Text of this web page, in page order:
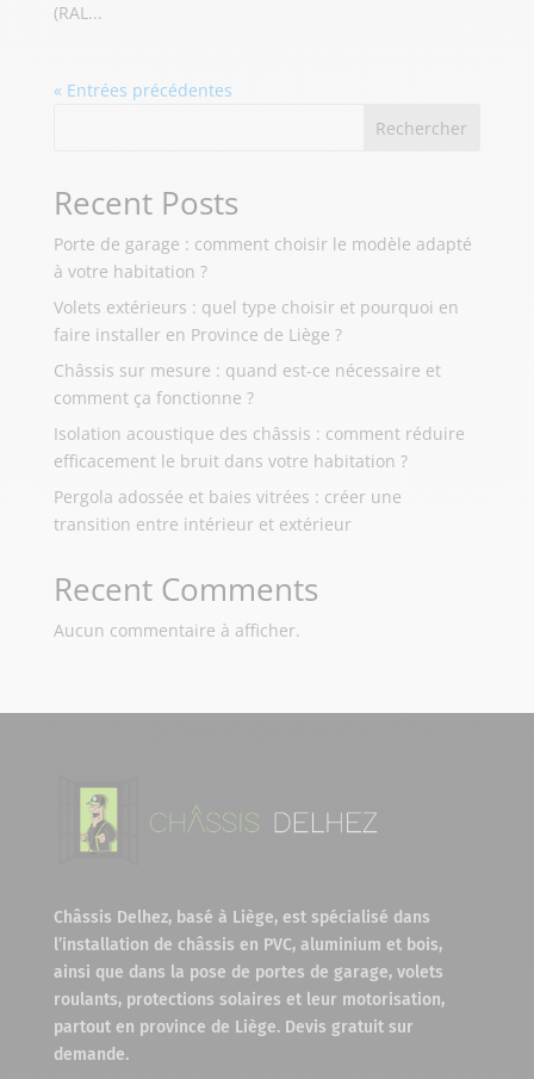
(RAL...
« Entrées précédentes
Rechercher
Recent Posts
Porte de garage : comment choisir le modèle adapté
à votre habitation ?
Volets extérieurs : quel type choisir et pourquoi en
faire installer en Province de Liège ?
Châssis sur mesure : quand est-ce nécessaire et
comment ça fonctionne ?
Isolation acoustique des châssis : comment réduire
efficacement le bruit dans votre habitation ?
Pergola adossée et baies vitrées : créer une
transition entre intérieur et extérieur
Recent Comments
Aucun commentaire à afficher.
Châssis Delhez, basé à Liège, est spécialisé dans
l’installation de châssis en PVC, aluminium et bois,
ainsi que dans la pose de portes de garage, volets
roulants, protections solaires et leur motorisation,
partout en province de Liège. Devis gratuit sur
demande.